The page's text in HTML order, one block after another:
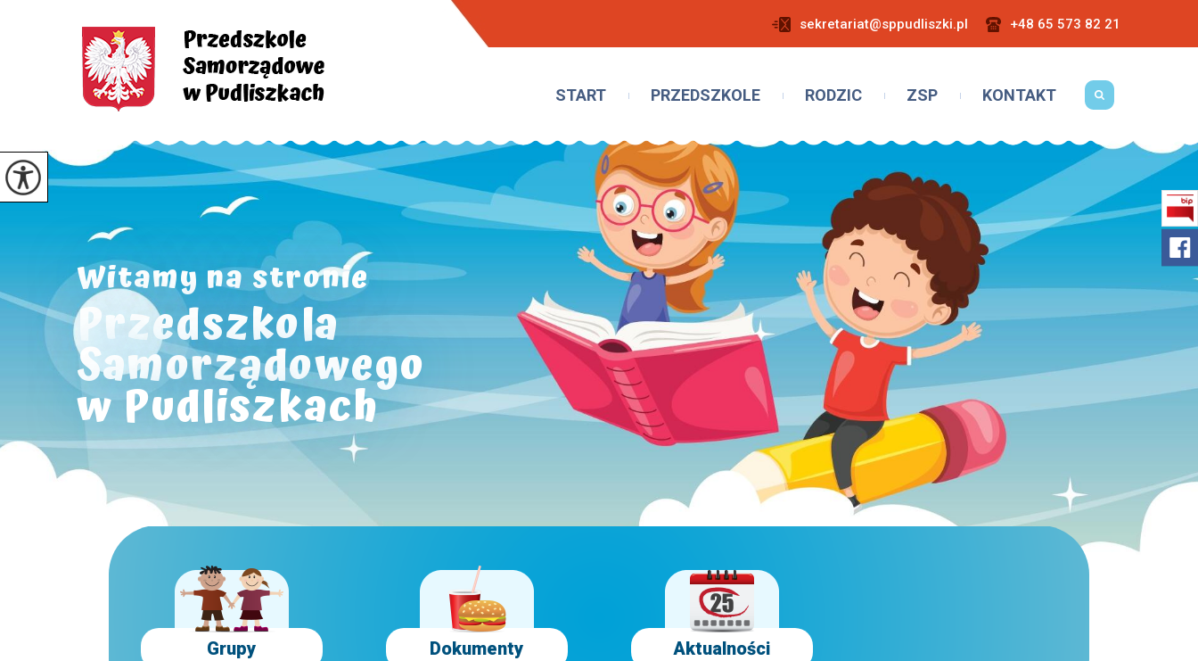
sekretariat@sppudliszki.pl +48 65 573 82 21
START PRZEDSZKOLE RODZIC ZSP KONTAKT
Witamy na stronie
Przedszkola
Samorządowego
w Pudliszkach
Grupy Dokumenty Aktualności